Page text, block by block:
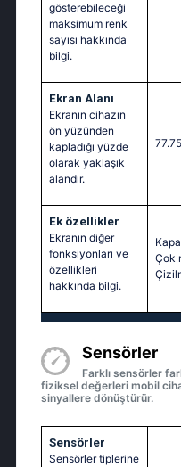
gösterebileceği
maksimum renk
sayısı hakkında
bilgi.
Ekran Alanı
Ekranın cihazın
ön yüzünden
kapladığı yüzde
olarak yaklaşık
alandır.
Ek özellikler
Ekranın diğer
fonksiyonları ve
özellikleri
hakkında bilgi.
Çok
Sensörler
Farklı sensörler
fiziksel değerleri mobil
sinyallere dönüştürür.
Sensörler
Sensörler tiplerine